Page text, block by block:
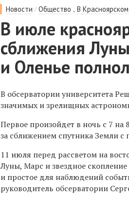
Новости /Общество ,В
В июле
сближения
и Оленье
В обсерватории университета
значимых и зрелищных
Первое произойдет в ночь с 7
за сближением спутника Земли с
11 июля перед рассветом на
Луны, Марс и звездное
и простое для наблюдений
руководитель обсерватории